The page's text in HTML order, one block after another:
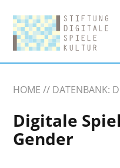
HOME DATENBANK:
Digitale
Gender